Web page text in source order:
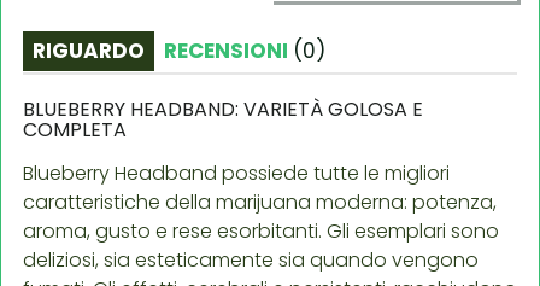
RIGUARDO RECENSIONI (0)
BLUEBERRY HEADBAND: VARIETÀ GOLOSA E
COMPLETA
Blueberry Headband possiede tutte le migliori
caratteristiche della marijuana moderna: potenza,
aroma, gusto e rese esorbitanti. Gli esemplari sono
deliziosi, sia esteticamente sia quando vengono